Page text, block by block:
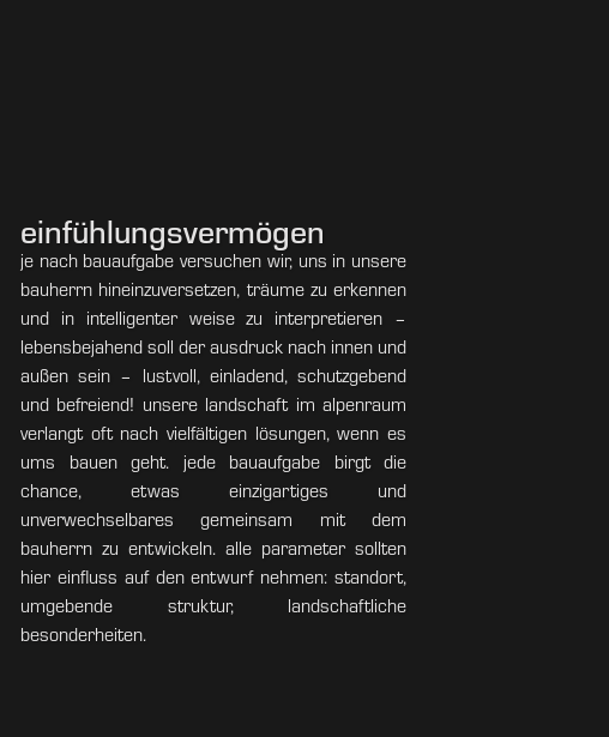
einfühlungsvermögen
je nach bauaufgabe versuchen wir, uns in unsere
bauherrn hineinzuversetzen, träume zu erkennen
und in intelligenter weise zu interpretieren –
lebensbejahend soll der ausdruck nach innen und
außen sein – lustvoll, einladend, schutzgebend
und befreiend! unsere landschaft im alpenraum
verlangt oft nach vielfältigen lösungen, wenn es
ums bauen geht. jede bauaufgabe birgt die
chance, etwas einzigartiges und
unverwechselbares gemeinsam mit dem
bauherrn zu entwickeln. alle parameter sollten
hier einfluss auf den entwurf nehmen: standort,
umgebende struktur, landschaftliche
besonderheiten.